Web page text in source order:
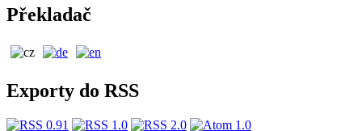
Překladač
Exporty do RSS